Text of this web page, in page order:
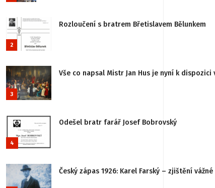
2
Rozloučení s bratrem Břetislavem Bělunkem
3
Vše co napsal Mistr Jan Hus je nyní k
4
Odešel bratr farář Josef Bobrovský
Český zápas 1926: Karel Farský – zjištění